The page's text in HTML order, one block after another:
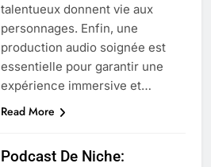
talentueux donnent vie aux
personnages. Enfin, une
production audio soignée est
essentielle pour garantir une
expérience immersive et…
Read More
Podcast De Niche: